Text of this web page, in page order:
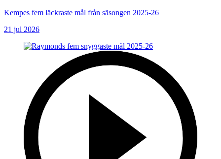
Kempes fem läckraste mål från säsongen 2025-26
21 jul 2026